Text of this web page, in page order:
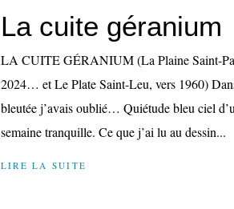
La cuite géranium
LA CUITE GÉRANIUM (La Plaine Saint-
2024… et Le Plate Saint-Leu, vers 1960)
bleutée j’avais oublié… Quiétude bleu ciel
semaine tranquille. Ce que j’ai lu au dessin...
LIRE LA SUITE